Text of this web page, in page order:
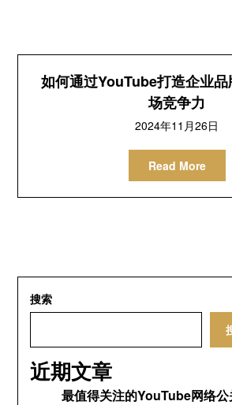
如何通过YouTube打造企业
场竞争力
2024年11月26日
Read More
搜索
近期文章
最值得关注的YouTube网络